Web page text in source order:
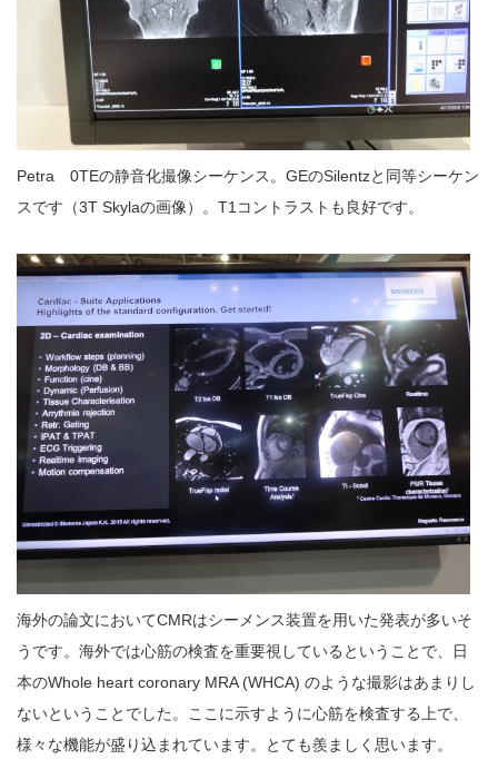
Petra 0TEの静音化撮像シーケンス。GEのSilentzと同等シーケン
スです（3T Skylaの画像）。T1コントラストも良好です。
海外の論文においてCMRはシーメンス装置を用いた発表が多いそ
うです。海外では心筋の検査を重要視しているということで、日
本のWhole heart coronary MRA (WHCA) のような撮影はあまりし
ないということでした。ここに示すように心筋を検査する上で、
様々な機能が盛り込まれています。とても羨ましく思います。